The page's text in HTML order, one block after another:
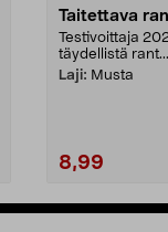
Taitettava
Testivoittaja
täydellistä rant...
Laji: Musta
8,99